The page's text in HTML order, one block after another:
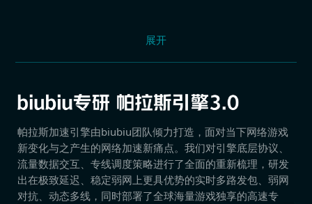
展开
帕拉斯加速引擎由biubiu团队倾力打造，面对当下网络游戏
新变化与之产生的网络加速新痛点。我们对引擎底层协议、
流量数据交互、专线调度策略进行了全面的重新梳理，研发
出在极致延迟、稳定弱网上更具优势的实时多路发包、弱网
对抗、动态多线，同时部署了全球海量游戏独享的高速专